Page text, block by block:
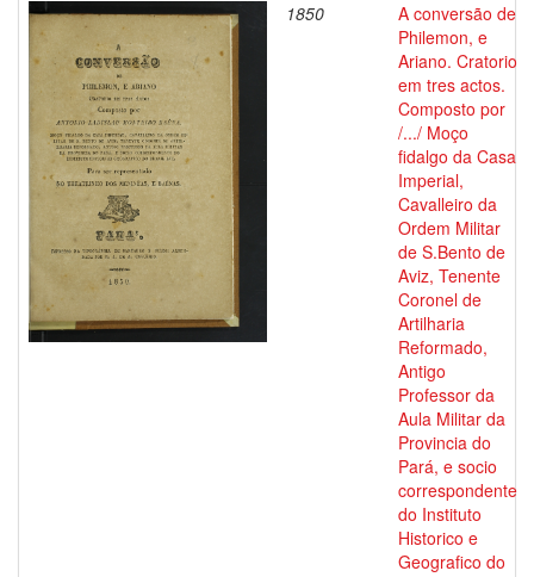
1850
A conversão de
Philemon, e
Ariano. Cratorio
em tres actos.
Composto por
/.../ Moço
fidalgo da Casa
Imperial,
Cavalleiro da
Ordem Militar
de S.Bento de
Aviz, Tenente
Coronel de
Artilharia
Reformado,
Antigo
Professor da
Aula Militar da
Provincia do
Pará, e socio
correspondente
do Instituto
Historico e
Geografico do